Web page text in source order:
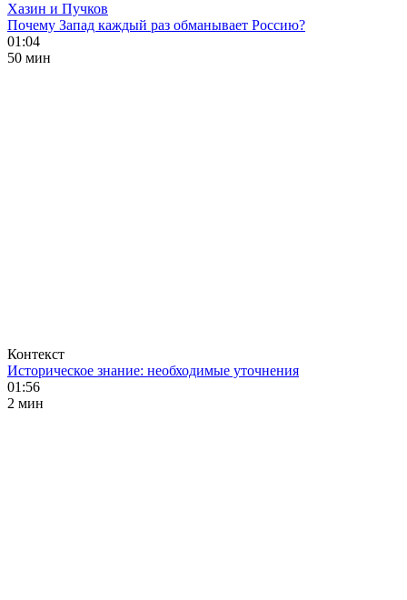
Хазин и Пучков
Почему Запад каждый раз обманывает Россию?
01:04
50 мин
Контекст
Историческое знание: необходимые уточнения
01:56
2 мин